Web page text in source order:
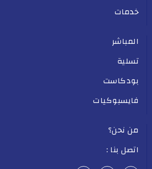
خدمات
المباشر
تسلية
بودكاست
فايسبوكيات
من نحن؟
اتصل بنا :